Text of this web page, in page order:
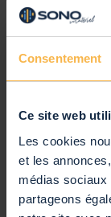
Consentement
Ce site web
Les cookies
et les
médias sociaux
partageons
Code EAN
Notice d'Utilisation
Vous évaluez:
Power